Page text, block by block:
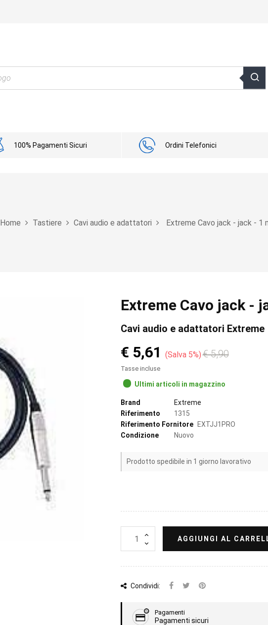
100% Pagamenti Sicuri Ordini Telefonici
Home Tastiere Cavi audio e adattatori Extreme Cavo jack - jack - 1
Extreme Cavo jack -
Cavi audio e adattatori Extreme
€ 5,61 Salva 5% € 5,90
Tasse incluse
Ultimi articoli in magazzino
Brand
Extreme
Riferimento
1315
Riferimento Fornitore
EXTJJ1PRO
Condizione
Nuovo
Prodotto spedibile in 1 giorno lavorativo
AGGIUNGI AL
Condividi:
Pagamenti
Pagamenti sicuri